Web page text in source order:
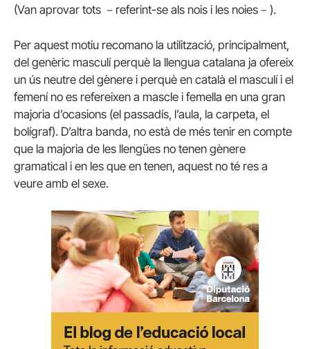
(Van aprovar tots －referint-se als nois i les noies－).
Per aquest motiu recomano la utilització, principalment,
del genèric masculí perquè la llengua catalana ja ofereix
un ús neutre del gènere i perquè en català el masculí i el
femení no es refereixen a mascle i femella en una gran
majoria d’ocasions (el passadís, l’aula, la carpeta, el
bolígraf). D’altra banda, no està de més tenir en compte
que la majoria de les llengües no tenen gènere
gramatical i en les que en tenen, aquest no té res a
veure amb el sexe.